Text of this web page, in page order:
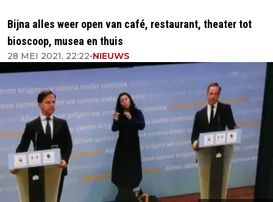
Bijna alles weer open van café, restaurant, theater tot
bioscoop, musea en thuis
28 MEI 2021, 22:22•NIEUWS